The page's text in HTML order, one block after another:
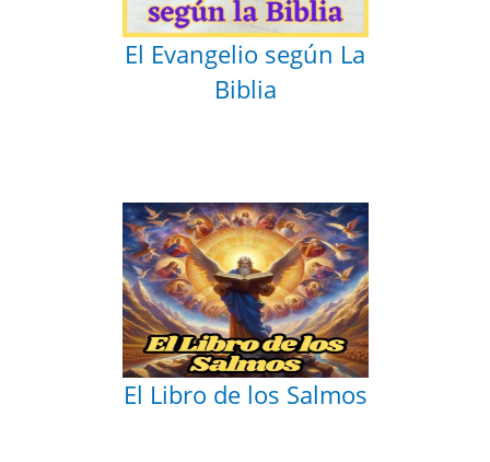
El Evangelio según La
Biblia
El Libro de los Salmos